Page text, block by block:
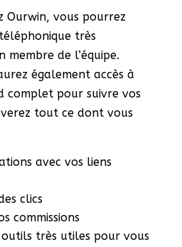
Ourwin, vous pourrez
très
membre de l’équipe.
également accès à
complet pour suivre vos
tout ce dont vous
avec vos liens
clics
commissions
très utiles pour vous